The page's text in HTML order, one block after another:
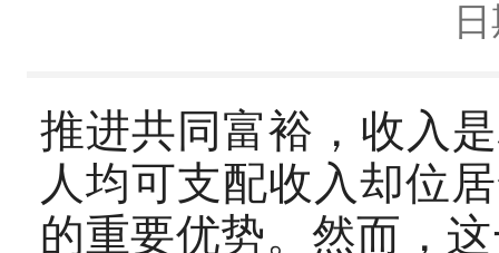
推进共同富裕，收入
人均可支配收入却位
的重要优势。然而，